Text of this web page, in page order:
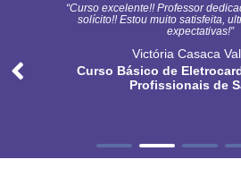
“Curso excelente!! Professor
solícito!! Estou muito satisfeita,
expectativas!”
Victória Casaca
Curso Básico de
Profissionais de